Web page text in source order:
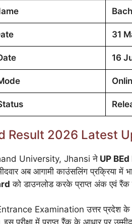
31
16
Result 2026 Latest
University, Jhansi ने UP
अब आगामी काउंसलिंग प्रक्रिया में
को डाउनलोड करके प्राप्त अंक एवं
Examination उत्तर प्रदेश के